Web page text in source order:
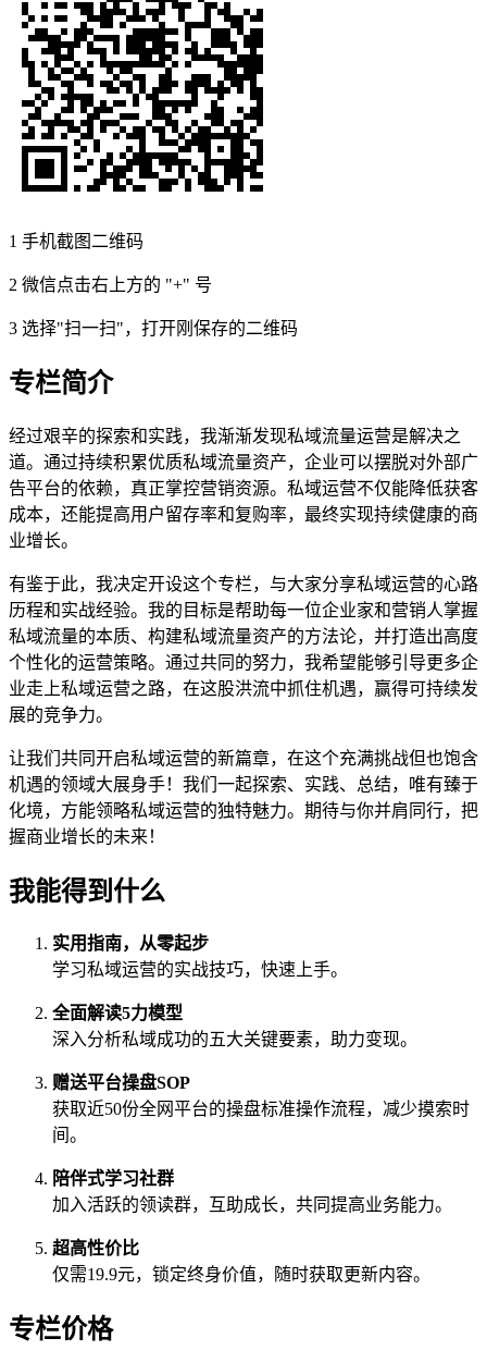
1 手机截图二维码
2 微信点击右上方的 "+" 号
3 选择"扫一扫"，打开刚保存的二维码
专栏简介
经过艰辛的探索和实践，我渐渐发现私域流量运营是解决之
道。通过持续积累优质私域流量资产，企业可以摆脱对外部广
告平台的依赖，真正掌控营销资源。私域运营不仅能降低获客
成本，还能提高用户留存率和复购率，最终实现持续健康的商
业增长。
有鉴于此，我决定开设这个专栏，与大家分享私域运营的心路
历程和实战经验。我的目标是帮助每一位企业家和营销人掌握
私域流量的本质、构建私域流量资产的方法论，并打造出高度
个性化的运营策略。通过共同的努力，我希望能够引导更多企
业走上私域运营之路，在这股洪流中抓住机遇，赢得可持续发
展的竞争力。
让我们共同开启私域运营的新篇章，在这个充满挑战但也饱含
机遇的领域大展身手！我们一起探索、实践、总结，唯有臻于
化境，方能领略私域运营的独特魅力。期待与你并肩同行，把
握商业增长的未来！
我能得到什么
实用指南，从零起步
学习私域运营的实战技巧，快速上手。
全面解读5力模型
深入分析私域成功的五大关键要素，助力变现。
赠送平台操盘SOP
获取近50份全网平台的操盘标准操作流程，减少摸索时
间。
陪伴式学习社群
加入活跃的领读群，互助成长，共同提高业务能力。
超高性价比
仅需19.9元，锁定终身价值，随时获取更新内容。
专栏价格